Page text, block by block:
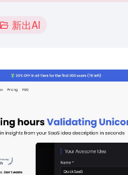
新出AI